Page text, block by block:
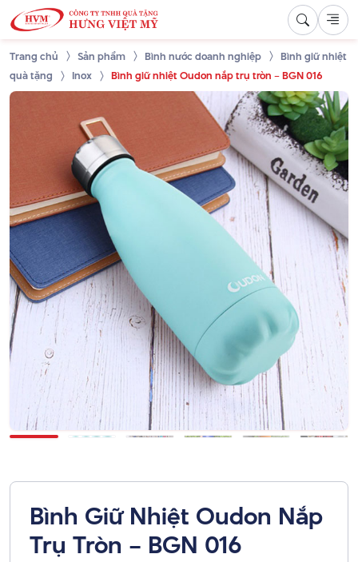
Trang chủ Sản phẩm Bình nước doanh nghiệp
Bình giữ nhiệt
quà tặng
Inox Bình giữ nhiệt Oudon nắp trụ tròn – BGN 016
Bình Giữ Nhiệt Oudon Nắp
Trụ Tròn – BGN 016